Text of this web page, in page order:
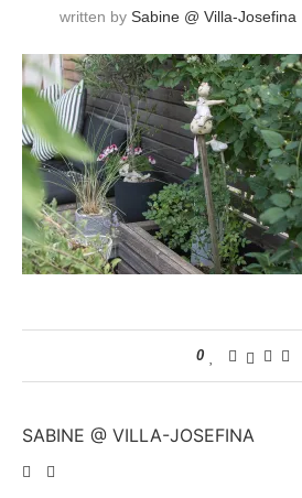
written by Sabine @ Villa-Josefina
0
SABINE @ VILLA-JOSEFINA